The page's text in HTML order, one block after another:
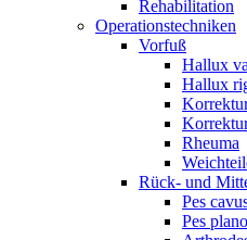
Rehabilitation
Operations­techniken
Vorfuß
Hallux
Hallux
Rheuma
Rück- und
Pes
Pes